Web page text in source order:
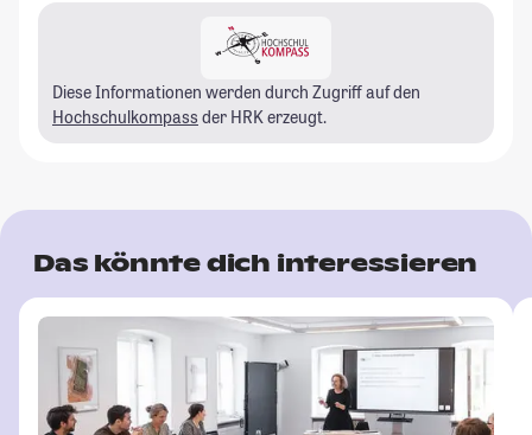
Diese Informationen werden durch Zugriff auf den
Hochschulkompass der HRK erzeugt.
Das könnte dich interessieren